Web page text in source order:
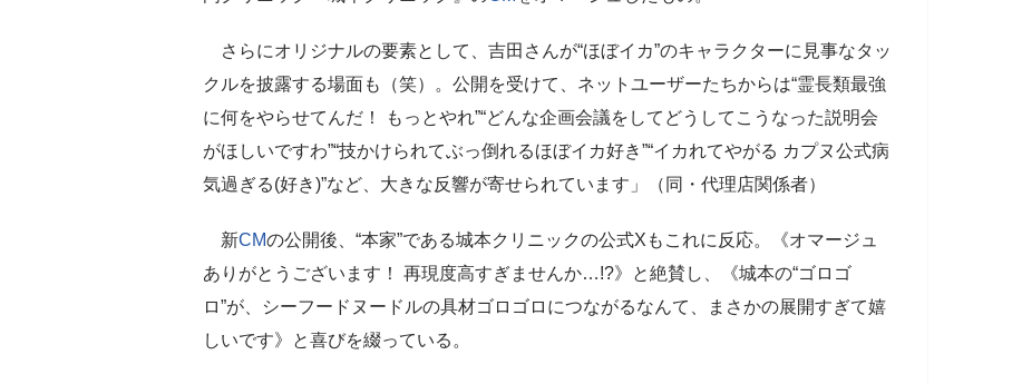
さらにオリジナルの要素として、吉田さんが“ほぼイカ”のキャラクターに見事なタッ
クルを披露する場面も（笑）。公開を受けて、ネットユーザーたちからは“霊長類最強
に何をやらせてんだ！ もっとやれ”“どんな企画会議をしてどうしてこうなった説明会
がほしいですわ”“技かけられてぶっ倒れるほぼイカ好き”“イカれてやがる カプヌ公式病
気過ぎる(好き)”など、大きな反響が寄せられています」（同・代理店関係者）
新CMの公開後、“本家”である城本クリニックの公式Xもこれに反応。《オマージュ
ありがとうございます！ 再現度高すぎませんか…!?》と絶賛し、《城本の“ゴロゴ
ロ”が、シーフードヌードルの具材ゴロゴロにつながるなんて、まさかの展開すぎて嬉
しいです》と喜びを綴っている。